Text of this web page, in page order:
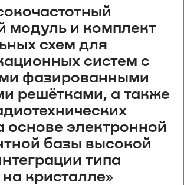
модуль и комплект
схем для
систем с
фазированными
решётками, а также
основе электронной
базы высокой
типа
кристалле»